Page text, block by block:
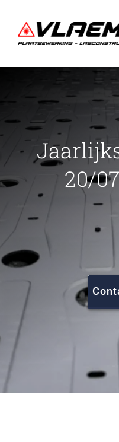
naar
inhoud
Plaatbewerking
Lasconstructie
Poederlakken
Projecten
FAQ
Vacatures
20/